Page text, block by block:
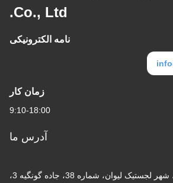
Co., Ltd.
نامه الکترونیکی
زمان کار
9:10-18:00
آدرس ما
شماره 105a، منطقه C، شهر لجستیک لیوان، شماره 38، جاده گونگیه 3،